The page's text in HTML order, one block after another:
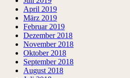
April 2019
März 2019
Februar 2019
Dezember 2018
November 2018
Oktober 2018
September 2018
August 2018